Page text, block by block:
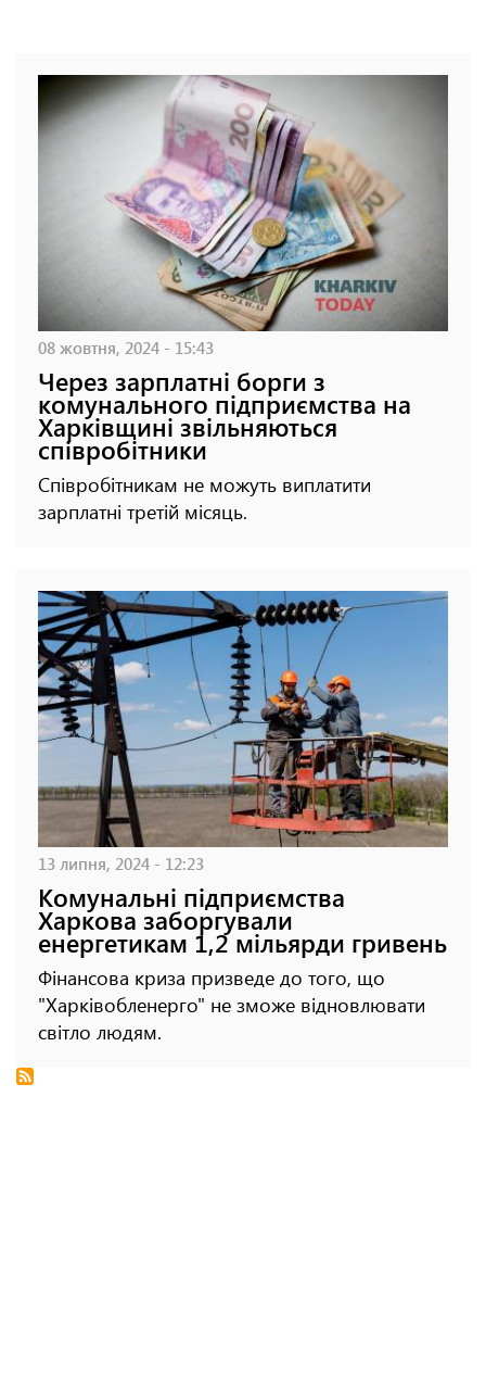
08 жовтня, 2024 - 15:43
Через зарплатні борги з
комунального підприємства на
Харківщині звільняються
співробітники
Співробітникам не можуть виплатити
зарплатні третій місяць.
13 липня, 2024 - 12:23
Комунальні підприємства
Харкова заборгували
енергетикам 1,2 мільярди гривень
Фінансова криза призведе до того, що
"Харківобленерго" не зможе відновлювати
світло людям.